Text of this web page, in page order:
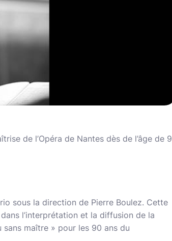
de l’Opéra de Nantes dès de l’âge de 9
sous la direction de Pierre Boulez. Cette
l’interprétation et la diffusion de la
sans maître » pour les 90 ans du